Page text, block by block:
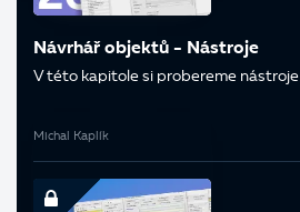
Návrhář objektů - Nástroje
V této kapitole si probereme
Michal Kaplík